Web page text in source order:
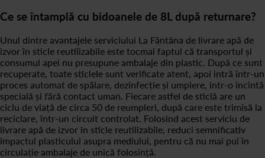
Ce se întamplă cu bidoanele de 8L după returnare?
Unul dintre avantajele serviciului La Fântâna de livrare apă de
izvor în sticle reutilizabile este tocmai faptul că transportul și
consumul apei nu presupune ambalaje din plastic. După ce sunt
recuperate, toate sticlele sunt verificate atent, apoi intră într-un
proces automat de spălare, dezinfecție și umplere, într-o incintă
specială și fără contact uman. Fiecare astfel de sticlă are un
ciclu de viață de circa 50 de reumpleri, după care este trimisă la
reciclare, într-un circuit controlat. Folosind acest serviciu de
livrare apă de izvor în sticle reutilizabile, reduci semnificativ
impactul plasticului asupra mediului, pentru că nu mai pui în
circulație ambalaje de unică folosință.